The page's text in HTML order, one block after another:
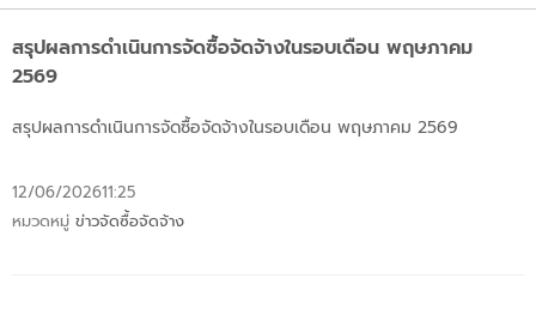
สรุปผลการดำเนินการจัดซื้อจัดจ้างในรอบเดือน พฤษภาคม
2569
สรุปผลการดำเนินการจัดซื้อจัดจ้างในรอบเดือน พฤษภาคม 2569
12/06/202611:25
หมวดหมู่ ข่าวจัดซื้อจัดจ้าง